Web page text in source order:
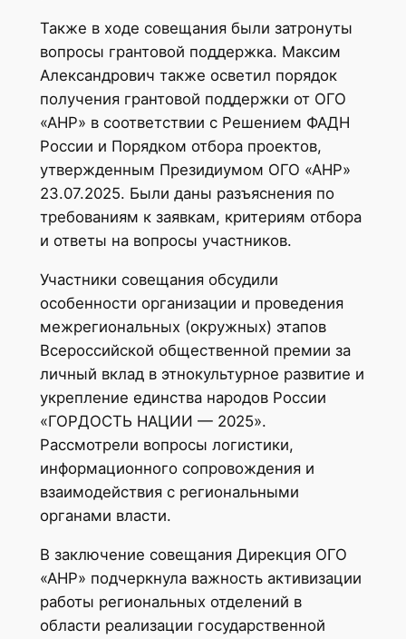
Также в ходе совещания были затронуты
вопросы грантовой поддержка. Максим
Александрович также осветил порядок
получения грантовой поддержки от ОГО
«АНР» в соответствии с Решением ФАДН
России и Порядком отбора проектов,
утвержденным Президиумом ОГО «АНР»
23.07.2025. Были даны разъяснения по
требованиям к заявкам, критериям отбора
и ответы на вопросы участников.
Участники совещания обсудили
особенности организации и проведения
межрегиональных (окружных) этапов
Всероссийской общественной премии за
личный вклад в этнокультурное развитие и
укрепление единства народов России
«ГОРДОСТЬ НАЦИИ — 2025».
Рассмотрели вопросы логистики,
информационного сопровождения и
взаимодействия с региональными
органами власти.
В заключение совещания Дирекция ОГО
«АНР» подчеркнула важность активизации
работы региональных отделений в
области реализации государственной